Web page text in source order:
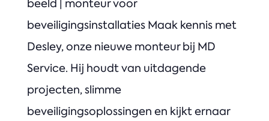
beeld | monteur voor
beveiligingsinstallaties Maak kennis met
Desley, onze nieuwe monteur bij MD
Service. Hij houdt van uitdagende
projecten, slimme
beveiligingsoplossingen en kijkt ernaar